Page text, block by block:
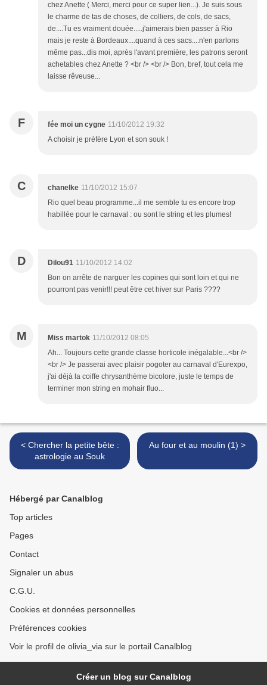
chez Anette ( Merci, merci pour ce super lien...). Je suis sous
le charme de tas de choses, de colliers, de cols, de sacs,
de....Tu es vraiment douée.....j'aimerais bien passer à Rio
mais je reste à Bordeaux....quand à ces sacs....n'en parlons
même pas...dis moi, après l'avant première, les patrons seront
achetables chez Anette ? <br /> <br /> Bon, bref, tout cela me
laisse rêveuse...
F fée moi un cygne 11/10/2012 19:32
A choisir je préfère Lyon et son souk !
C chanelke 11/10/2012 15:07
Rio quel beau programme...il me semble tu es encore trop
habillée pour le carnaval : ou sont le string et les plumes!
D Dilou91 11/10/2012 14:02
Bon on arrête de narguer les copines qui sont loin et qui ne
pourront pas venir!!! peut être cet hiver sur Paris ????
M Miss martok 11/10/2012 08:05
Ah... Toujours cette grande classe horticole inégalable...<br />
<br /> Je passerai avec plaisir pogoter au carnaval d'Eurexpo,
j'ai déjà la coiffe chrysanthème bicolore, juste le temps de
terminer mon string en mohair fluo...
< Chercher la petite bête :
astrologie au Souk
Au four et au moulin (1) >
Hébergé par Canalblog
Top articles
Pages
Contact
Signaler un abus
C.G.U.
Cookies et données personnelles
Préférences cookies
Voir le profil de olivia_via sur le portail Canalblog
Créer un blog sur Canalblog